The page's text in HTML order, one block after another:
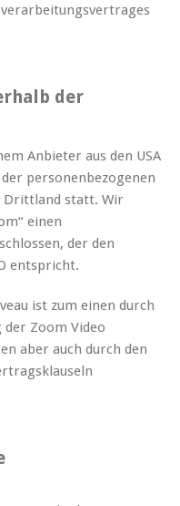
der
Anbieter aus den USA
personenbezogenen
Drittland statt. Wir
einen
der den
entspricht.
ist zum einen durch
der Zoom Video
aber auch durch den